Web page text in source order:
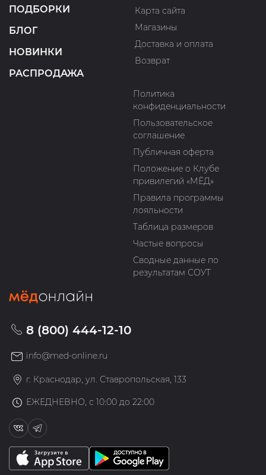
ПОДБОРКИ
БЛОГ
НОВИНКИ
РАСПРОДАЖА
Карта сайта
Магазины
Доставка и оплата
Возврат
Политика
конфиденциальности
Пользовательское
соглашение
Публичная оферта
Положение о Клубе
привилегий «МЁД»
Правила программы
лояльности
Таблица размеров
Частые вопросы
Сводные данные по
результатам СОУТ
8 (800) 444-12-10
info@med-online.ru
г. Краснодар, ул. Ставропольская, 133
ЕЖЕДНЕВНО, с 10:00 до 22:00